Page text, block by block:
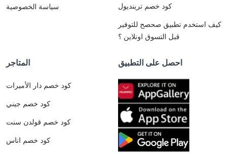
سياسة الخصوصية
كود خصم ترينديول
كيف استخدم تطبيق صحصح للتوفير
قبل التسوق اونلاين ؟
المتاجر
كود خصم دار الأميرات
كود خصم جيني
كود خصم قولدن سنت
كود خصم اناس
احصل على التطبيق